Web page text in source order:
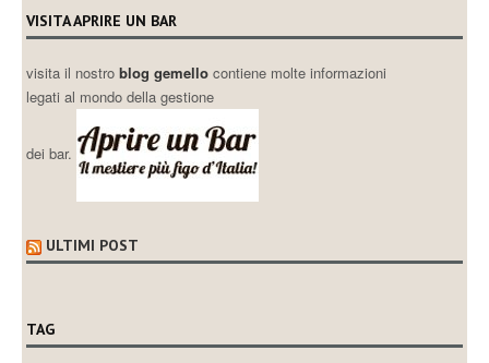
VISITA APRIRE UN BAR
visita il nostroblog gemellocontiene molte informazioni
legati al mondo della gestione
dei bar.
ULTIMI POST
TAG